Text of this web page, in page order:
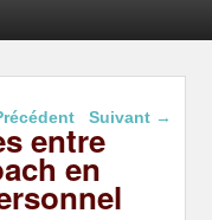
Navigation dans les
Suivant →
entre
en